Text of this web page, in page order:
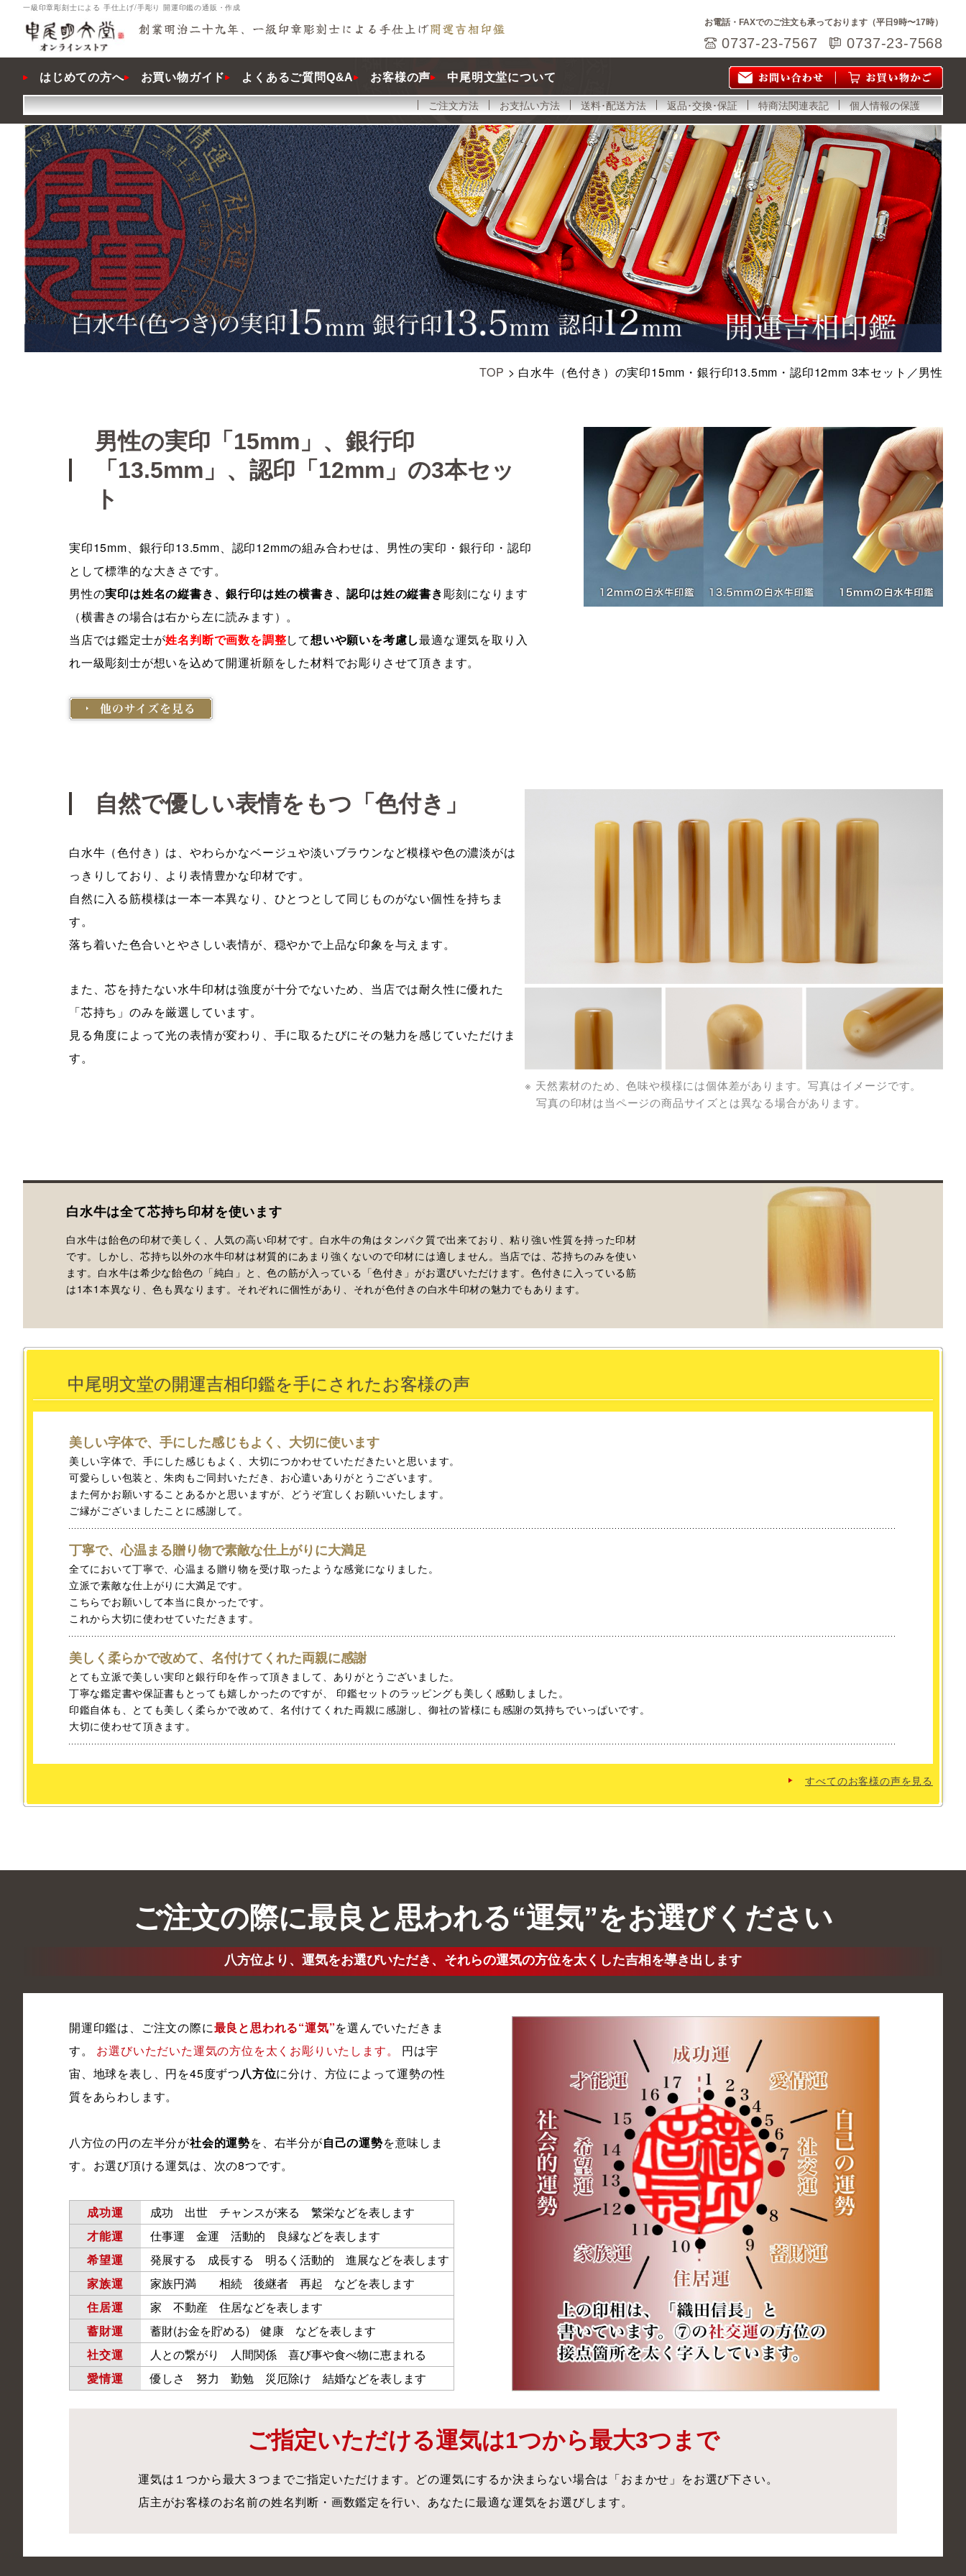
一級印章彫刻士による 手仕上げ/手彫り 開運印鑑の通販・作成
お電話・FAXでのご注文も承っております（平日9時〜17時）
0737-23-7567 0737-23-7568
はじめての方へ お買い物ガイド よくあるご質問Q&A お客様の声 中尾明文堂について
ご注文方法 お支払い方法 送料･配送方法 返品･交換･保証 特商法関連表記 個人情報の保護
TOP > 白水牛（色付き）の実印15mm・銀行印13.5mm・認印12mm 3本セット／男性
男性の実印「15mm」、銀行印
「13.5mm」、認印「12mm」の3本セッ
ト
実印15mm、銀行印13.5mm、認印12mmの組み合わせは、男性の実印・銀行印・認印
として標準的な大きさです。
男性の実印は姓名の縦書き、銀行印は姓の横書き、認印は姓の縦書き彫刻になります
（横書きの場合は右から左に読みます）。
当店では鑑定士が姓名判断で画数を調整して想いや願いを考慮し最適な運気を取り入
れ一級彫刻士が想いを込めて開運祈願をした材料でお彫りさせて頂きます。
自然で優しい表情をもつ「色付き」
白水牛（色付き）は、やわらかなベージュや淡いブラウンなど模様や色の濃淡がは
っきりしており、より表情豊かな印材です。
自然に入る筋模様は一本一本異なり、ひとつとして同じものがない個性を持ちま
す。
落ち着いた色合いとやさしい表情が、穏やかで上品な印象を与えます。
また、芯を持たない水牛印材は強度が十分でないため、当店では耐久性に優れた
「芯持ち」のみを厳選しています。
見る角度によって光の表情が変わり、手に取るたびにその魅力を感じていただけま
す。
※ 天然素材のため、色味や模様には個体差があります。写真はイメージです。
写真の印材は当ページの商品サイズとは異なる場合があります。
白水牛は全て芯持ち印材を使います
白水牛は飴色の印材で美しく、人気の高い印材です。白水牛の角はタンパク質で出来ており、粘り強い性質を持った印材
です。しかし、芯持ち以外の水牛印材は材質的にあまり強くないので印材には適しません。当店では、芯持ちのみを使い
ます。白水牛は希少な飴色の「純白」と、色の筋が入っている「色付き」がお選びいただけます。色付きに入っている筋
は1本1本異なり、色も異なります。それぞれに個性があり、それが色付きの白水牛印材の魅力でもあります。
中尾明文堂の開運吉相印鑑を手にされたお客様の声
美しい字体で、手にした感じもよく、大切に使います
美しい字体で、手にした感じもよく、大切につかわせていただきたいと思います。
可愛らしい包装と、朱肉もご同封いただき、お心遣いありがとうございます。
また何かお願いすることあるかと思いますが、どうぞ宜しくお願いいたします。
ご縁がございましたことに感謝して。
丁寧で、心温まる贈り物で素敵な仕上がりに大満足
全てにおいて丁寧で、心温まる贈り物を受け取ったような感覚になりました。
立派で素敵な仕上がりに大満足です。
こちらでお願いして本当に良かったです。
これから大切に使わせていただきます。
美しく柔らかで改めて、名付けてくれた両親に感謝
とても立派で美しい実印と銀行印を作って頂きまして、ありがとうございました。
丁寧な鑑定書や保証書もとっても嬉しかったのですが、 印鑑セットのラッピングも美しく感動しました。
印鑑自体も、とても美しく柔らかで改めて、名付けてくれた両親に感謝し、御社の皆様にも感謝の気持ちでいっぱいです。
大切に使わせて頂きます。
すべてのお客様の声を見る
ご注文の際に最良と思われる“運気”をお選びください
八方位より、運気をお選びいただき、それらの運気の方位を太くした吉相を導き出します
開運印鑑は、ご注文の際に最良と思われる“運気”を選んでいただきま
す。 お選びいただいた運気の方位を太くお彫りいたします。
円は宇
宙、地球を表し、円を45度ずつ八方位に分け、方位によって運勢の性
質をあらわします。
八方位の円の左半分が社会的運勢を、右半分が自己の運勢を意味しま
す。お選び頂ける運気は、次の8つです。
成功運
成功 出世 チャンスが来る 繁栄などを表します
才能運
仕事運 金運 活動的 良縁などを表します
希望運
発展する 成長する 明るく活動的 進展などを表します
家族運
家族円満 相続 後継者 再起 などを表します
住居運
家 不動産 住居などを表します
蓄財運
蓄財(お金を貯める) 健康 などを表します
社交運
人との繋がり 人間関係 喜び事や食べ物に恵まれる
愛情運
優しさ 努力 勤勉 災厄除け 結婚などを表します
ご指定いただける運気は1つから最大3つまで
運気は１つから最大３つまでご指定いただけます。どの運気にするか決まらない場合は「おまかせ」をお選び下さい。
店主がお客様のお名前の姓名判断・画数鑑定を行い、あなたに最適な運気をお選びします。